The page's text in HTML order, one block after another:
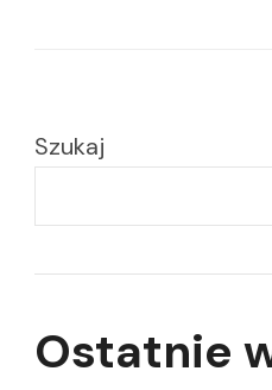
Szukaj
Ostatnie